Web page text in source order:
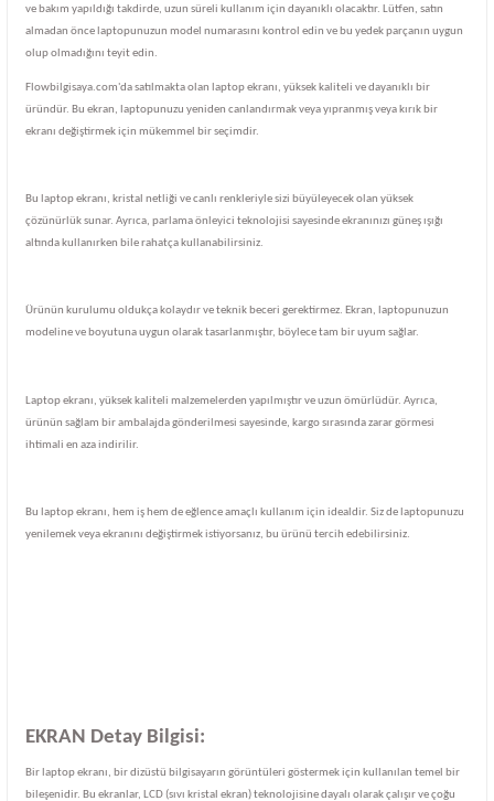
ve bakım yapıldığı takdirde, uzun süreli kullanım için dayanıklı olacaktır. Lütfen, satın
almadan önce laptopunuzun model numarasını kontrol edin ve bu yedek parçanın uygun
olup olmadığını teyit edin.
Flowbilgisaya.com'da satılmakta olan laptop ekranı, yüksek kaliteli ve dayanıklı bir
üründür. Bu ekran, laptopunuzu yeniden canlandırmak veya yıpranmış veya kırık bir
ekranı değiştirmek için mükemmel bir seçimdir.
Bu laptop ekranı, kristal netliği ve canlı renkleriyle sizi büyüleyecek olan yüksek
çözünürlük sunar. Ayrıca, parlama önleyici teknolojisi sayesinde ekranınızı güneş ışığı
altında kullanırken bile rahatça kullanabilirsiniz.
Ürünün kurulumu oldukça kolaydır ve teknik beceri gerektirmez. Ekran, laptopunuzun
modeline ve boyutuna uygun olarak tasarlanmıştır, böylece tam bir uyum sağlar.
Laptop ekranı, yüksek kaliteli malzemelerden yapılmıştır ve uzun ömürlüdür. Ayrıca,
ürünün sağlam bir ambalajda gönderilmesi sayesinde, kargo sırasında zarar görmesi
ihtimali en aza indirilir.
Bu laptop ekranı, hem iş hem de eğlence amaçlı kullanım için idealdir. Siz de laptopunuzu
yenilemek veya ekranını değiştirmek istiyorsanız, bu ürünü tercih edebilirsiniz.
EKRAN Detay Bilgisi:
Bir laptop ekranı, bir dizüstü bilgisayarın görüntüleri göstermek için kullanılan temel bir
bileşenidir. Bu ekranlar, LCD (sıvı kristal ekran) teknolojisine dayalı olarak çalışır ve çoğu